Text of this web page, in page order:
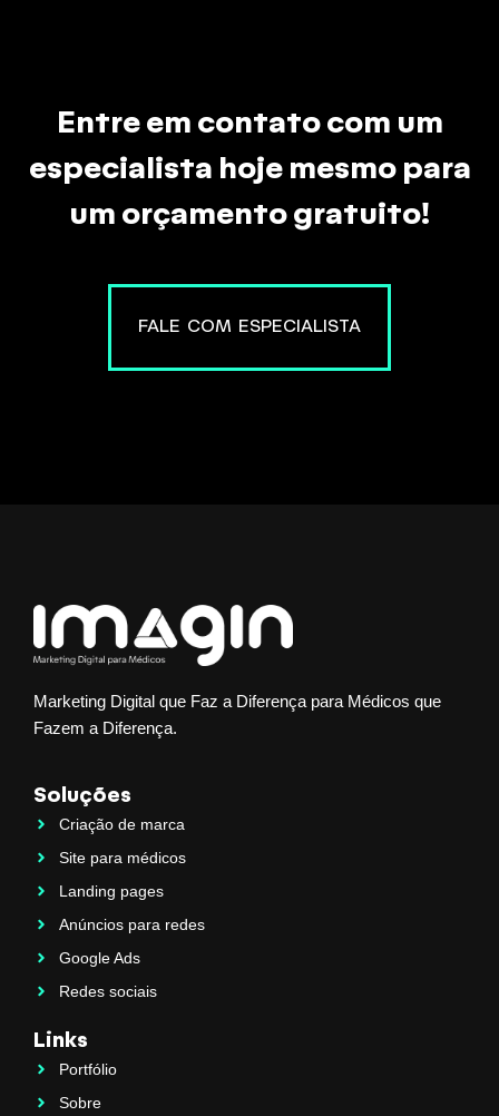
Entre em contato com um
especialista hoje mesmo para
um orçamento gratuito!
FALE COM ESPECIALISTA
Marketing Digital que Faz a Diferença para Médicos que
Fazem a Diferença.
Soluções
Criação de marca
Site para médicos
Landing pages
Anúncios para redes
Google Ads
Redes sociais
Links
Portfólio
Sobre